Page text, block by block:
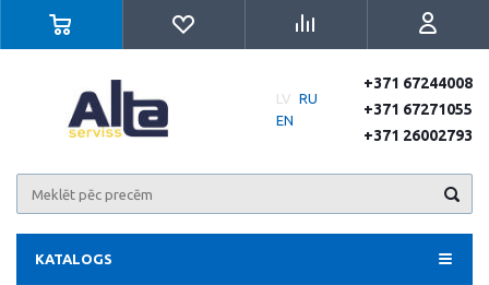
LV RU
EN
+371 67244008
+371 67271055
+371 26002793
KATALOGS